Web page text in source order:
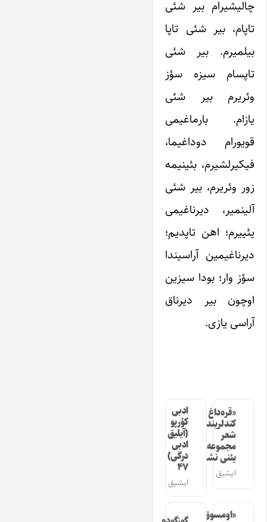
چالیشیرام بیر شئی
تاپام، بیر شئی تاپا
بیلمیرم. بیر شئی
تاپسام سیزه سؤز
وئریرم بیر شئی
یازام. بارماغیمی
قویورام دوداغیما،
فیکیرلشیرم، بئینیمه
زور وئریرم، بیر شئی
آلینمیر، دیرناغیمی
یئییرم؛ اهن تاپدیم؛
دیرناغیمین آراسیندا
سؤز وار؛ بودا سیزین
اوچون بیر دیرناق
آراسی یازی.
«قره‌داغ
کندلرینده»
شعر
مجموعه‌سینین
یئنی نشری
ایشیق
ادبی
کؤرپو
(آیلیق
ادبی
درگی)
۴۷
ایشیق
«اومسوق»